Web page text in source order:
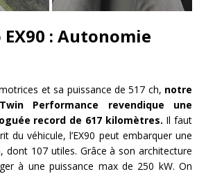
EX90 : Autonomie
et sa puissance de 517 ch, notre
Performance revendique une
record de 617 kilomètres. Il faut
du véhicule, l’EX90 peut embarquer une
dont 107 utiles. Grâce à son architecture
à une puissance max de 250 kW. On